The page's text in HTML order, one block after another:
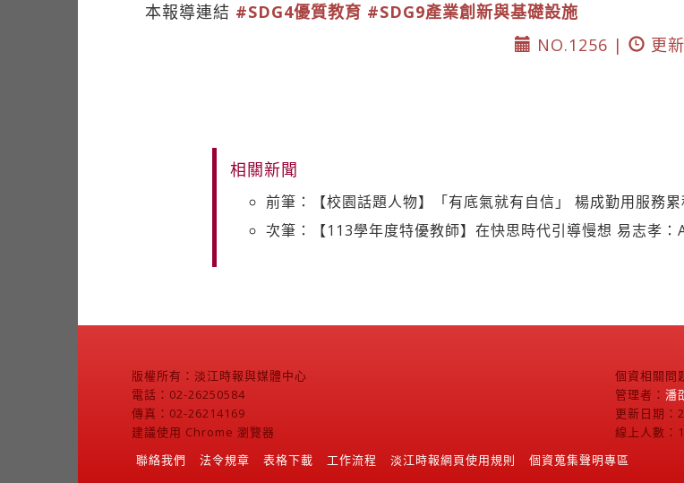
本報導連結 #SDG4優質教育 #SDG9產業創新與基礎設施
NO.1256 |
更
相關新聞
前筆：【校園話題人物】「有底氣就有自信」 楊成勤用服務
次筆：【113學年度特優教師】在快思時代引導慢想 易志孝
版權所有：淡江時報與媒體中心
電話：02-26250584
傳真：02-26214169
建議使用 Chrome 瀏覽器
個資相關問
管理者： 潘
更新日期：
線上人數：
聯絡我們
法令規章 表格下載 工作流程 淡江時報網頁使用規則 個資蒐集聲明專區